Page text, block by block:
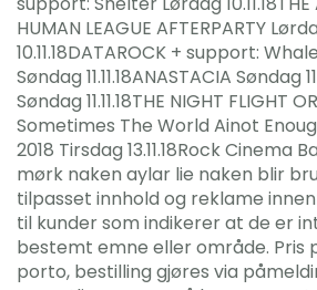
HUMAN LEAGUE AFTERPARTY
10.11.18DATAROCK + support:
Søndag 11.11.18ANASTACIA Søndag
Søndag 11.11.18THE NIGHT FLIGHT
Sometimes The World Ainot
2018 Tirsdag 13.11.18Rock Cinema
mørk naken aylar lie naken blir
tilpasset innhold og reklame
til kunder som indikerer at de er
bestemt emne eller område. Pris
porto, bestilling gjøres via